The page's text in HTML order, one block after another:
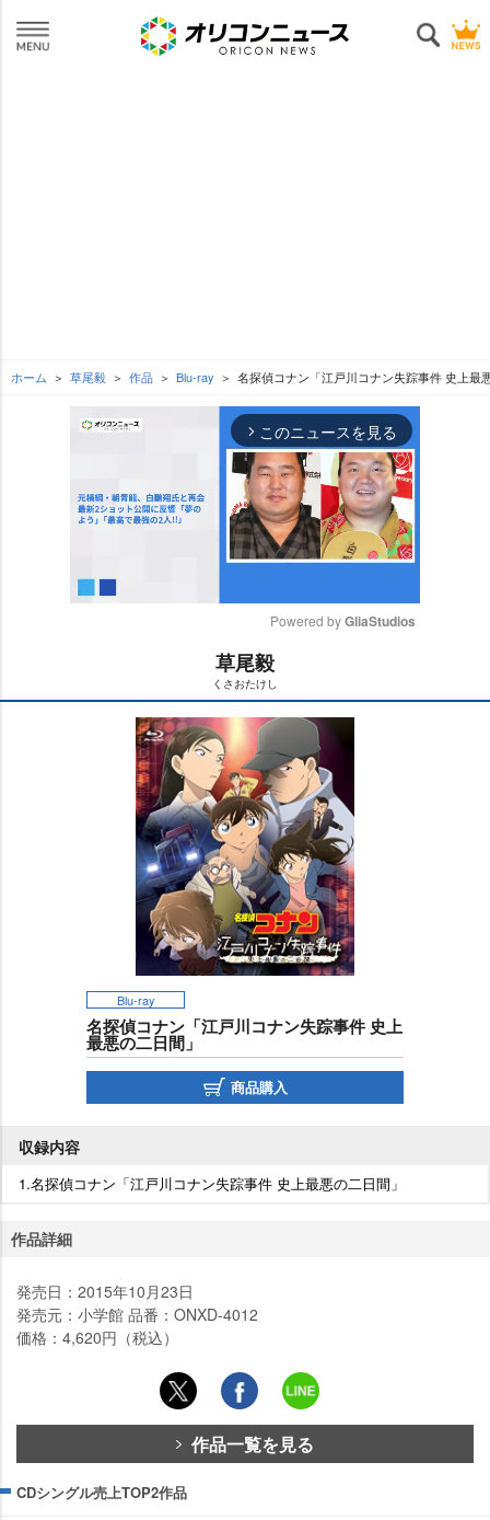
ホーム 草尾毅 作品 Blu-ray 名探偵コナン「江戸川コナン失踪事件 史上最
arrow_forward_ios このニュースを見る
t
Powered by GliaStudios
草尾毅
くさおたけし
Blu-ray
名探偵コナン「江戸川コナン失踪事件 史上
最悪の二日間」
商品購入
収録内容
1.名探偵コナン「江戸川コナン失踪事件 史上最悪の二日間」
作品詳細
発売日：2015年10月23日
発売元：小学館 品番：ONXD-4012
価格：4,620円（税込）
作品一覧を見る
CDシングル売上TOP2作品